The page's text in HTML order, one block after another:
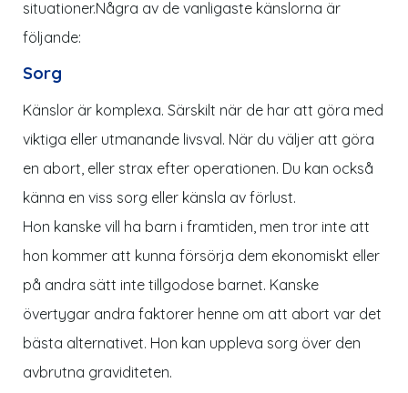
situationer.Några av de vanligaste känslorna är
följande:
Sorg
Känslor är komplexa. Särskilt när de har att göra med
viktiga eller utmanande livsval. När du väljer att göra
en abort, eller strax efter operationen. Du kan också
känna en viss sorg eller känsla av förlust.
Hon kanske vill ha barn i framtiden, men tror inte att
hon kommer att kunna försörja dem ekonomiskt eller
på andra sätt inte tillgodose barnet. Kanske
övertygar andra faktorer henne om att abort var det
bästa alternativet. Hon kan uppleva sorg över den
avbrutna graviditeten.